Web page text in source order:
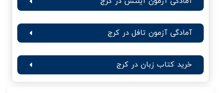
آمادگی آزمون تافل در کرج
خرید کتاب زبان در کرج